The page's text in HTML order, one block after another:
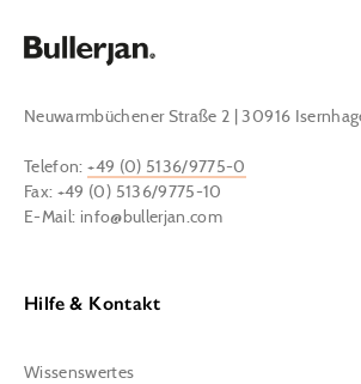
Neuwarmbüchener Straße 2 | 30916
Telefon:+49 (0) 5136/9775-0
Fax: +49 (0) 5136/9775-10
E-Mail: info@bullerjan.com
Hilfe & Kontakt
Wissenswertes